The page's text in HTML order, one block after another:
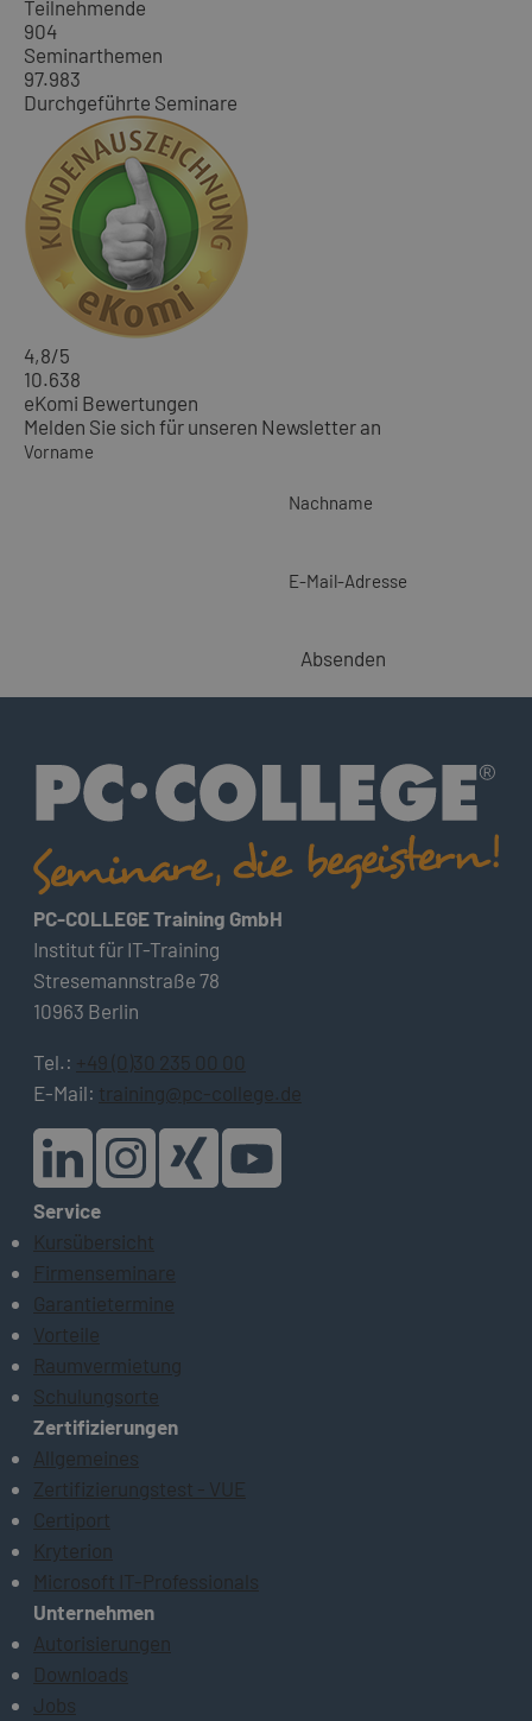
Teilnehmende
904
Seminarthemen
97.983
Durchgeführte Seminare
4,8/5
10.638
eKomi Bewertungen
Melden Sie sich für unseren Newsletter an
Vorname
Nachname
E-Mail-Adresse
Absenden
PC-COLLEGE Training GmbH
Institut für IT-Training
Stresemannstraße 78
10963 Berlin
Tel.: +49 (0)30 235 00 00
E-Mail: training@pc-college.de
Service
Kursübersicht
Firmenseminare
Garantietermine
Vorteile
Raumvermietung
Schulungsorte
Zertifizierungen
Allgemeines
Zertifizierungstest - VUE
Certiport
Kryterion
Microsoft IT-Professionals
Unternehmen
Autorisierungen
Downloads
Jobs